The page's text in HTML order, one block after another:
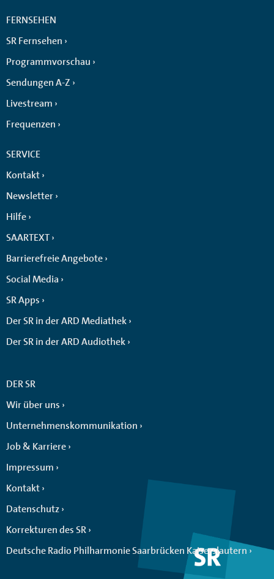
FERNSEHEN
SR Fernsehen
Programmvorschau
Sendungen A-Z
Livestream
Frequenzen
SERVICE
Kontakt
Newsletter
Hilfe
SAARTEXT
Barrierefreie Angebote
Social Media
SR Apps
Der SR in der ARD Mediathek
Der SR in der ARD Audiothek
DER SR
Wir über uns
Unternehmenskommunikation
Job & Karriere
Impressum
Kontakt
Datenschutz
Korrekturen des SR
Deutsche Radio Philharmonie Saarbrücken Kaiserslautern